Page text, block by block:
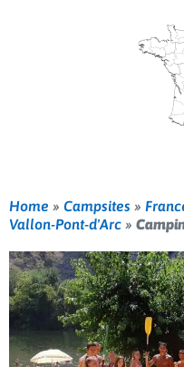
Home » Campsites »
Vallon-Pont-d'Arc »